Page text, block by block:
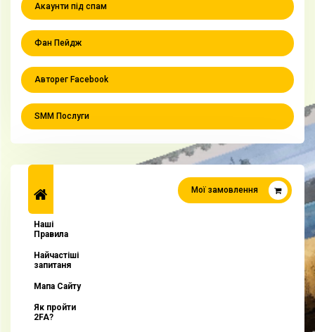
Акаунти під спам
Фан Пейдж
Авторег Facebook
SMM Послуги
Наші
Правила
Найчастіші
запитаня
Мапа Сайту
Як пройти
2FA?
Мої замовлення